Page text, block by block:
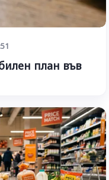
план във